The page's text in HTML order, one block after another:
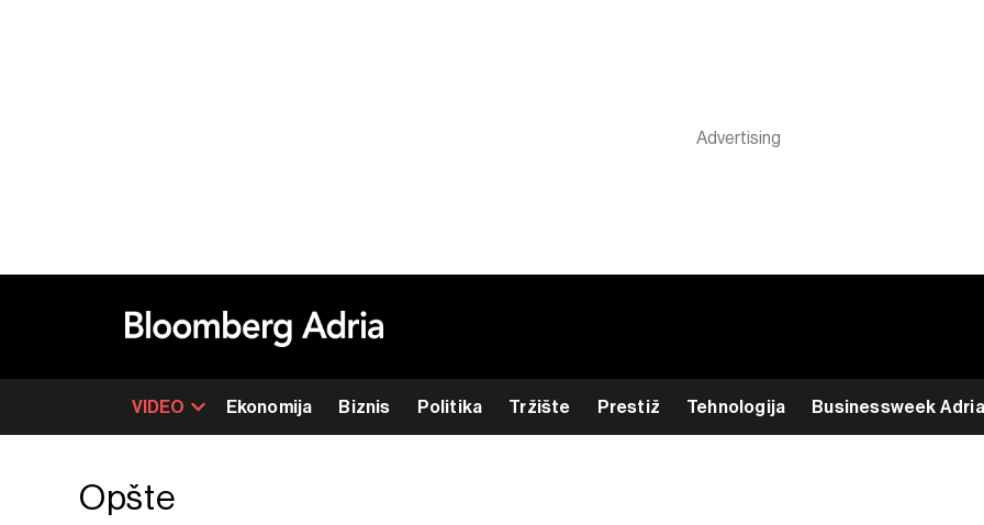
VIDEO Ekonomija Biznis Politika Tržište Prestiž Tehnologija Businessweek Adria
Opšte